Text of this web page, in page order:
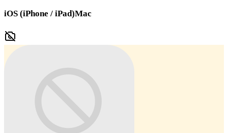
iOS (iPhone / iPad)Mac